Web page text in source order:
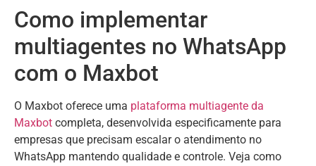
Como implementar
multiagentes no WhatsApp
com o Maxbot
O Maxbot oferece uma plataforma multiagente da
Maxbot completa, desenvolvida especificamente para
empresas que precisam escalar o atendimento no
WhatsApp mantendo qualidade e controle. Veja como